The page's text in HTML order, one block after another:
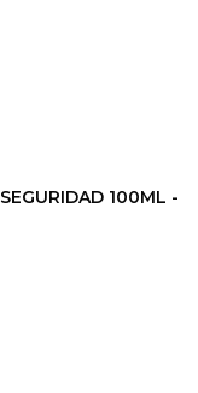
100ML -